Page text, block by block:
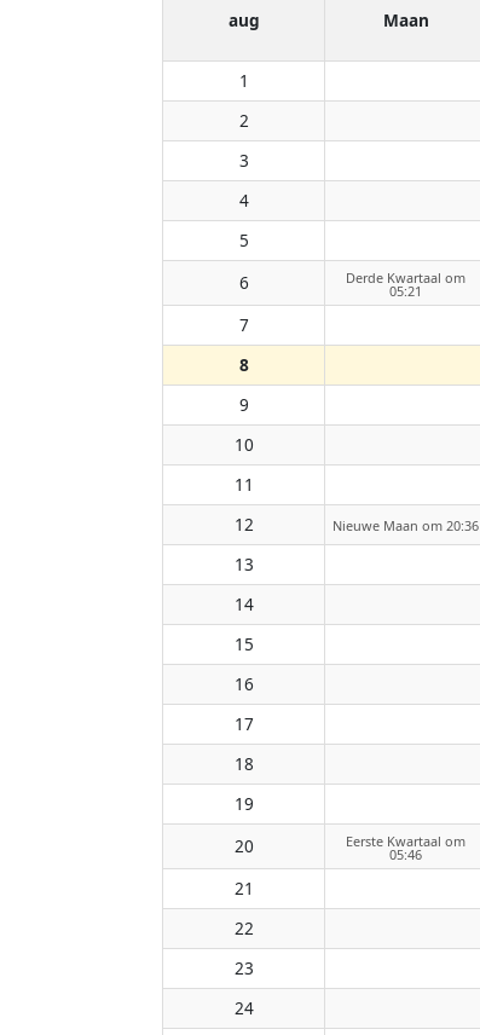
aug Maan
1
2
3
4
5
6
Derde Kwartaal om
05:21
7
8
9
10
11
12
Nieuwe Maan om 20:36
13
14
15
16
17
18
19
20
Eerste Kwartaal om
05:46
21
22
23
24